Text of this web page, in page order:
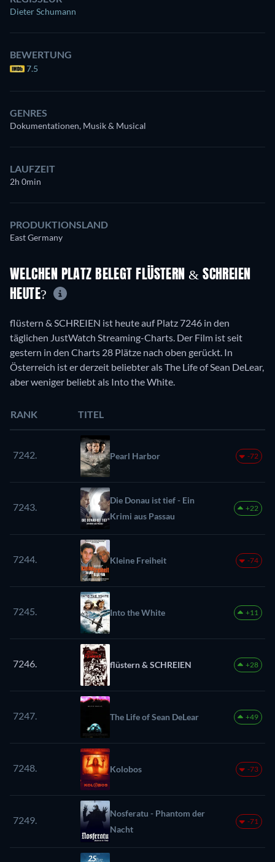
Dieter Schumann
BEWERTUNG
7.5
GENRES
Dokumentationen, Musik & Musical
LAUFZEIT
2h 0min
PRODUKTIONSLAND
East Germany
WELCHEN PLATZ BELEGT FLÜSTERN & SCHREIEN
HEUTE?
flüstern & SCHREIEN ist heute auf Platz 7246 in den
täglichen JustWatch Streaming-Charts. Der Film ist seit
gestern in den Charts 28 Plätze nach oben gerückt. In
Österreich ist er derzeit beliebter als The Life of Sean DeLear,
aber weniger beliebt als Into the White.
RANK TITEL
7242. Pearl Harbor -72
7243.
Die Donau ist tief - Ein
Krimi aus Passau
+22
7244. Kleine Freiheit -74
7245. Into the White +11
7246. flüstern & SCHREIEN +28
7247. The Life of Sean DeLear +49
7248. Kolobos -73
7249.
Nosferatu - Phantom der
Nacht
-71